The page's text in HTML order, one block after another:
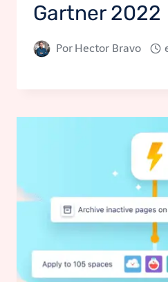
Gartner 2022
Por Hector Bravo